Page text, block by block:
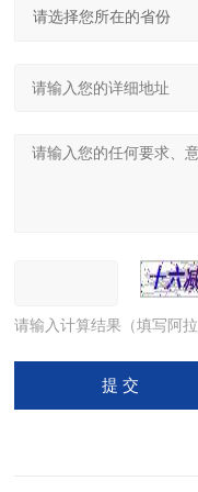
请输入计算结果（填写阿